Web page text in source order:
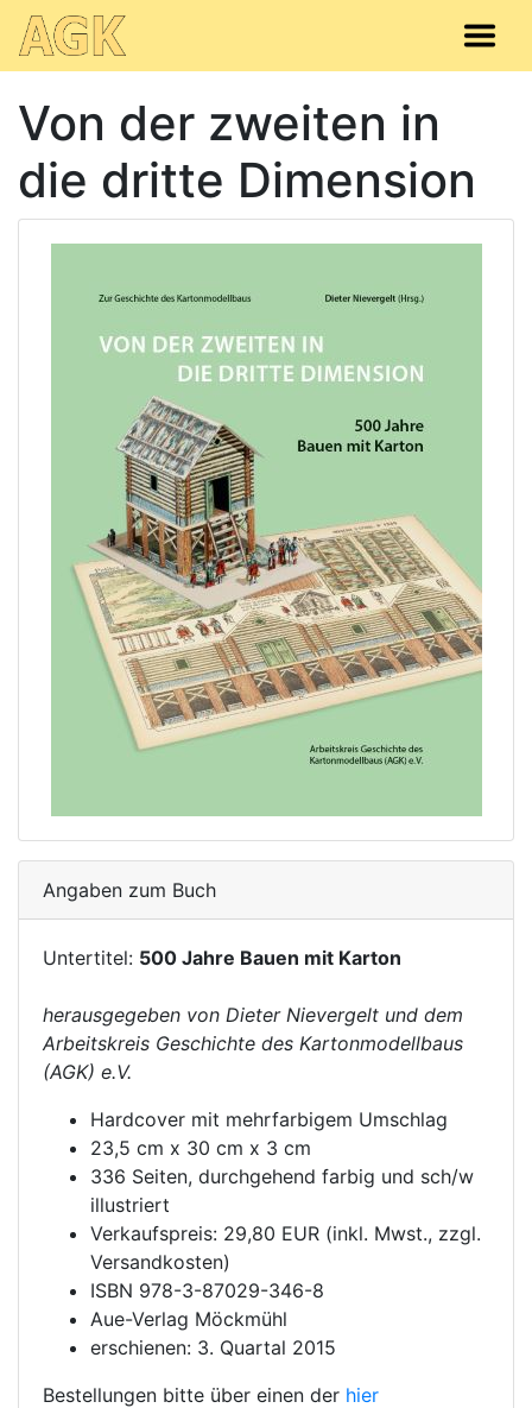
Von der zweiten in
die dritte Dimension
Angaben zum Buch
Untertitel: 500 Jahre Bauen mit Karton
herausgegeben von Dieter Nievergelt und dem
Arbeitskreis Geschichte des Kartonmodellbaus
(AGK) e.V.
Hardcover mit mehrfarbigem Umschlag
23,5 cm x 30 cm x 3 cm
336 Seiten, durchgehend farbig und sch/w
illustriert
Verkaufspreis: 29,80 EUR (inkl. Mwst., zzgl.
Versandkosten)
ISBN 978-3-87029-346-8
Aue-Verlag Möckmühl
erschienen: 3. Quartal 2015
Bestellungen bitte über einen der hier